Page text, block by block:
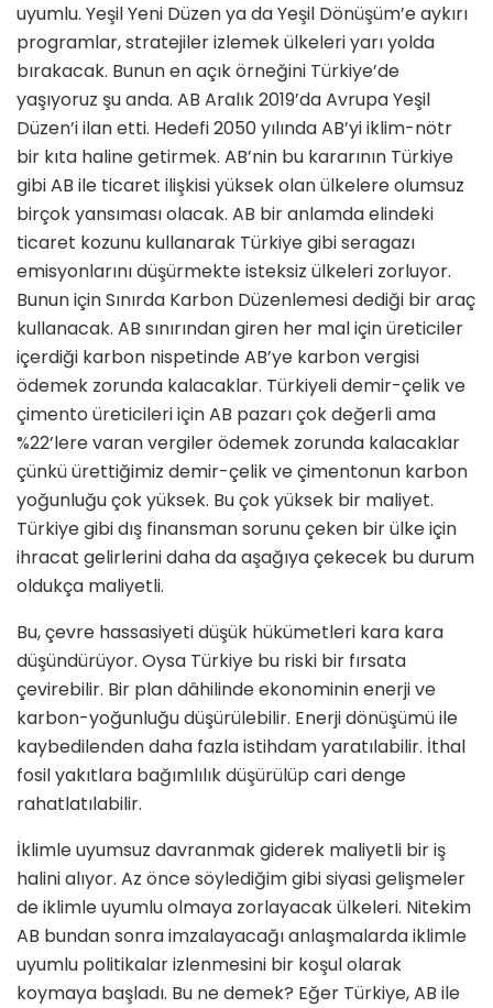
uyumlu. Yeşil Yeni Düzen ya da Yeşil Dönüşüm’e aykırı
programlar, stratejiler izlemek ülkeleri yarı yolda
bırakacak. Bunun en açık örneğini Türkiye’de
yaşıyoruz şu anda. AB Aralık 2019’da Avrupa Yeşil
Düzen’i ilan etti. Hedefi 2050 yılında AB’yi iklim-nötr
bir kıta haline getirmek. AB’nin bu kararının Türkiye
gibi AB ile ticaret ilişkisi yüksek olan ülkelere olumsuz
birçok yansıması olacak. AB bir anlamda elindeki
ticaret kozunu kullanarak Türkiye gibi seragazı
emisyonlarını düşürmekte isteksiz ülkeleri zorluyor.
Bunun için Sınırda Karbon Düzenlemesi dediği bir araç
kullanacak. AB sınırından giren her mal için üreticiler
içerdiği karbon nispetinde AB’ye karbon vergisi
ödemek zorunda kalacaklar. Türkiyeli demir-çelik ve
çimento üreticileri için AB pazarı çok değerli ama
%22’lere varan vergiler ödemek zorunda kalacaklar
çünkü ürettiğimiz demir-çelik ve çimentonun karbon
yoğunluğu çok yüksek. Bu çok yüksek bir maliyet.
Türkiye gibi dış finansman sorunu çeken bir ülke için
ihracat gelirlerini daha da aşağıya çekecek bu durum
oldukça maliyetli.
Bu, çevre hassasiyeti düşük hükümetleri kara kara
düşündürüyor. Oysa Türkiye bu riski bir fırsata
çevirebilir. Bir plan dâhilinde ekonominin enerji ve
karbon-yoğunluğu düşürülebilir. Enerji dönüşümü ile
kaybedilenden daha fazla istihdam yaratılabilir. İthal
fosil yakıtlara bağımlılık düşürülüp cari denge
rahatlatılabilir.
İklimle uyumsuz davranmak giderek maliyetli bir iş
halini alıyor. Az önce söylediğim gibi siyasi gelişmeler
de iklimle uyumlu olmaya zorlayacak ülkeleri. Nitekim
AB bundan sonra imzalayacağı anlaşmalarda iklimle
uyumlu politikalar izlenmesini bir koşul olarak
koymaya başladı. Bu ne demek? Eğer Türkiye, AB ile